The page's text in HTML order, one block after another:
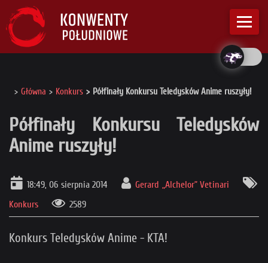
Główna Konkurs Półfinały Konkursu Teledysków Anime ruszyły!
Półfinały Konkursu Teledysków
Anime ruszyły!
18:49, 06 sierpnia 2014
Gerard „Alchelor” Vetinari
Konkurs
2589
Konkurs Teledysków Anime - KTA!